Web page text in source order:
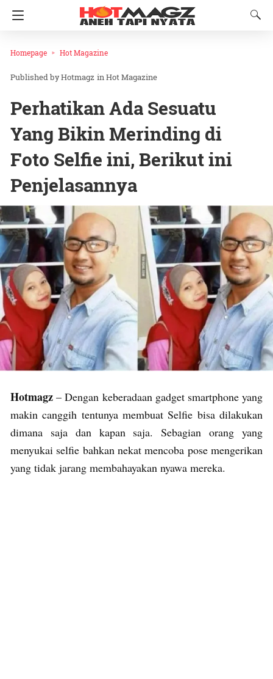
Homepage Hot Magazine
Hotmagz inHot Magazine
Perhatikan Ada Sesuatu
Yang Bikin Merinding di
Foto Selfie ini, Berikut ini
Penjelasannya
Hotmagz – Dengan keberadaan gadget smartphone yang
makin canggih tentunya membuat Selfie bisa dilakukan
dimana saja dan kapan saja. Sebagian orang yang
menyukai selfie bahkan nekat mencoba pose mengerikan
yang tidak jarang membahayakan nyawa mereka.